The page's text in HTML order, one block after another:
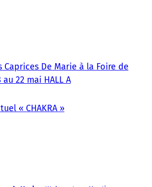
Caprices De Marie à la Foire de
22 mai HALL A
« CHAKRA »